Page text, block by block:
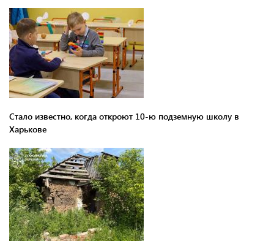
Стало известно, когда откроют 10-ю подземную школу в
Харькове